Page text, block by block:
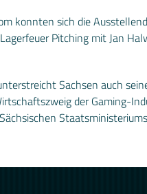
konnten sich die
Pitching mit Jan
Sachsen auch
der Gaming-